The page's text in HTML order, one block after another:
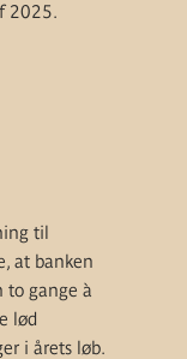
2025.
til
at banken
to gange à
lød
i årets løb.